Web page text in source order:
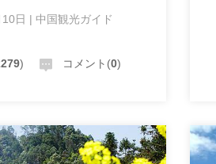
日 | 中国観光ガイド
) コメント(0)